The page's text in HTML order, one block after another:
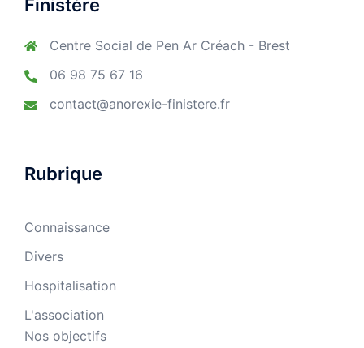
Finistère
Centre Social de Pen Ar Créach - Brest
06 98 75 67 16
contact@anorexie-finistere.fr
Rubrique
Connaissance
Divers
Hospitalisation
L'association
Nos objectifs